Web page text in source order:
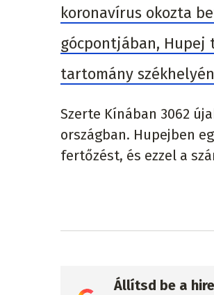
koronavírus okozta
gócpontjában, Hupej
tartomány
Szerte Kínában 3062
országban. Hupejben
fertőzést, és ezzel a
Állítsd be a